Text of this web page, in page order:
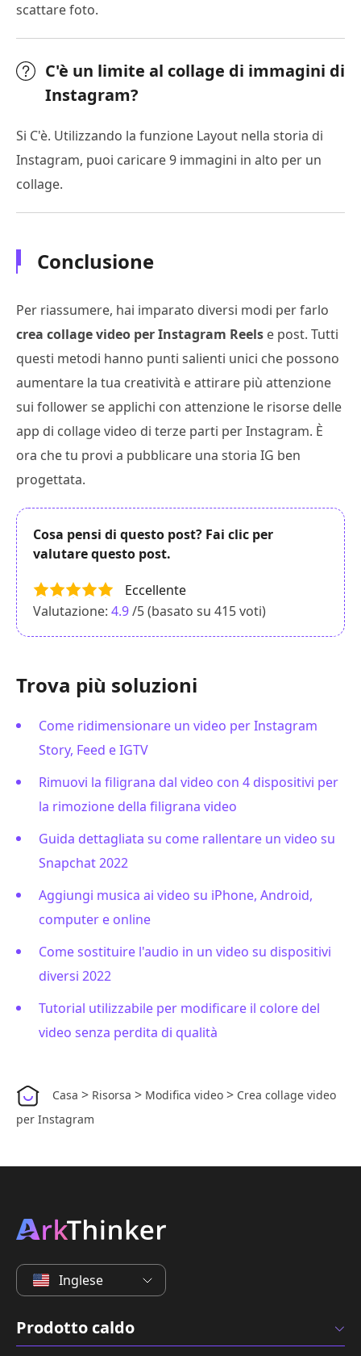
scattare foto.
C'è un limite al collage di immagini di
Instagram?
Si C'è. Utilizzando la funzione Layout nella storia di
Instagram, puoi caricare 9 immagini in alto per un
collage.
Conclusione
Per riassumere, hai imparato diversi modi per farlo
crea collage video per Instagram Reels e post. Tutti
questi metodi hanno punti salienti unici che possono
aumentare la tua creatività e attirare più attenzione
sui follower se applichi con attenzione le risorse delle
app di collage video di terze parti per Instagram. È
ora che tu provi a pubblicare una storia IG ben
progettata.
Cosa pensi di questo post? Fai clic per
valutare questo post.
Eccellente
Valutazione: 4.9/5 (basato su 415voti)
Trova più soluzioni
Come ridimensionare un video per Instagram
Story, Feed e IGTV
Rimuovi la filigrana dal video con 4 dispositivi per
la rimozione della filigrana video
Guida dettagliata su come rallentare un video su
Snapchat 2022
Aggiungi musica ai video su iPhone, Android,
computer e online
Come sostituire l'audio in un video su dispositivi
diversi 2022
Tutorial utilizzabile per modificare il colore del
video senza perdita di qualità
Casa > Risorsa > Modifica video > Crea collage video
per Instagram
Inglese
Prodotto caldo